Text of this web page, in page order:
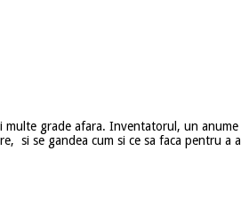
grade afara. Inventatorul, un
si se gandea cum si ce sa faca pentru a